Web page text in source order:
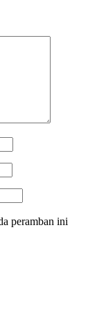
peramban ini